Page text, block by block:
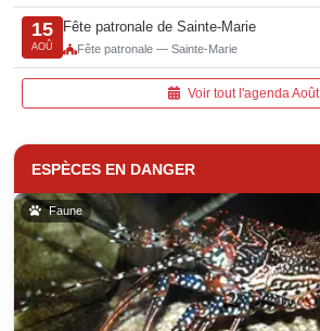
15
AOÛ
Fête patronale de Sainte-Marie
Fête patronale — Sainte-Marie
Voir tout l'agenda Août
ESPÈCES EN DANGER
Faune